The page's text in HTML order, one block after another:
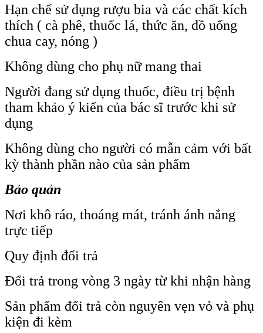
Hạn chế sử dụng rượu bia và các chất kích
thích ( cà phê, thuốc lá, thức ăn, đồ uống
chua cay, nóng )
Không dùng cho phụ nữ mang thai
Người đang sử dụng thuốc, điều trị bệnh
tham khảo ý kiến của bác sĩ trước khi sử
dụng
Không dùng cho người có mẫn cảm với bất
kỳ thành phần nào của sản phẩm
Bảo quản
Nơi khô ráo, thoáng mát, tránh ánh nắng
trực tiếp
Quy định đổi trả
Đổi trả trong vòng 3 ngày từ khi nhận hàng
Sản phẩm đổi trả còn nguyên vẹn vỏ và phụ
kiện đi kèm